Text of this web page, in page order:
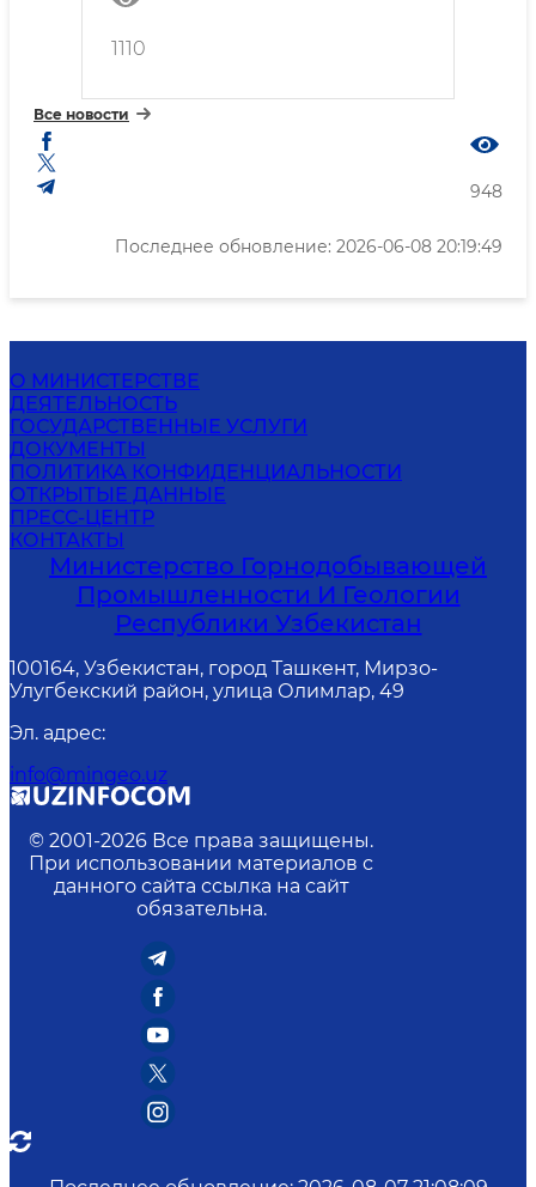
1110
Все новости
948
Последнее обновление: 2026-06-08 20:19:49
О МИНИСТЕРСТВЕ
ДЕЯТЕЛЬНОСТЬ
ГОСУДАРСТВЕННЫЕ УСЛУГИ
ДОКУМЕНТЫ
ПОЛИТИКА КОНФИДЕНЦИАЛЬНОСТИ
ОТКРЫТЫЕ ДАННЫЕ
ПРЕСС-ЦЕНТР
КОНТАКТЫ
Министерство Горнодобывающей
Промышленности И Геологии
Республики Узбекистан
100164, Узбекистан, город Ташкент, Мирзо-
Улугбекский район, улица Олимлар, 49
Эл. адрес:
info@mingeo.uz
© 2001-2026 Все права защищены.
При использовании материалов с
данного сайта ссылка на сайт
обязательна.